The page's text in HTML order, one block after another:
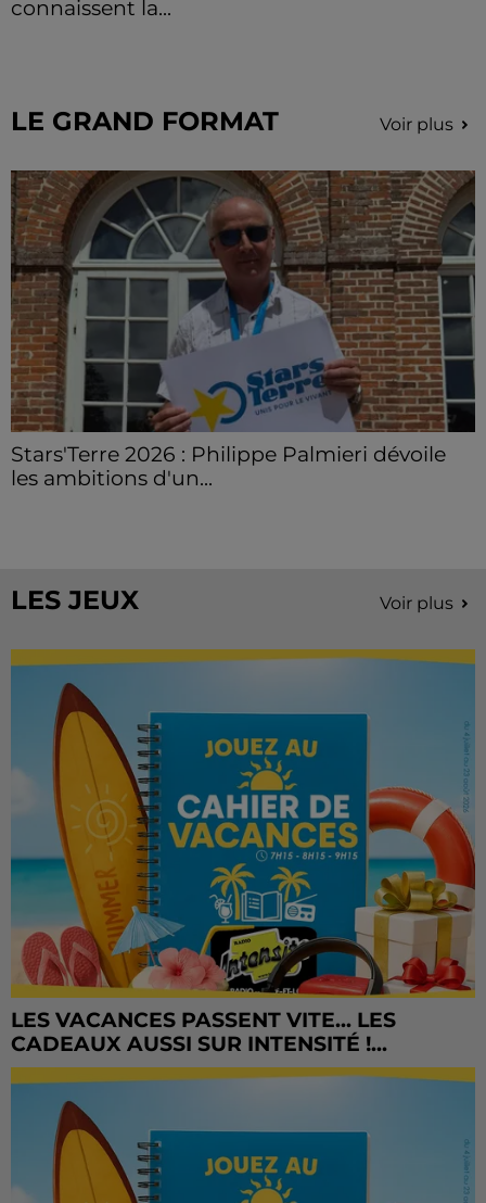
connaissent la...
LE GRAND FORMAT Voir plus
Stars'Terre 2026 : Philippe Palmieri dévoile
les ambitions d'un...
LES JEUX Voir plus
LES VACANCES PASSENT VITE... LES
CADEAUX AUSSI SUR INTENSITÉ !...